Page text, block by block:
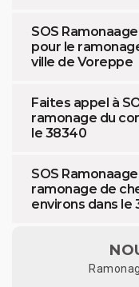
SOS
pour le
ville de Voreppe
Faites appel à
ramonage du
le 38340
SOS
ramonage de
environs dans le